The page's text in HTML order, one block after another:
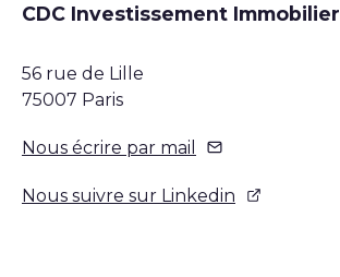
CDC Investissement Immobilier
56 rue de Lille
75007 Paris
Nous écrire par mail
Nous suivre sur Linkedin